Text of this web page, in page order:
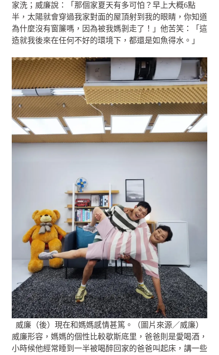
家洗；威廉說：「那個家夏天有多可怕？早上大概6點
半，太陽就會穿過我家對面的屋頂射到我的眼睛，你知道
為什麼沒有窗簾嗎，因為被我媽剝走了！」他苦笑：「這
造就我後來在任何不好的環境下，都還是如魚得水。」
威廉（後）現在和媽媽感情甚篤。（圖片來源／威廉）
威廉形容，媽媽的個性比較歇斯底里，爸爸則是愛喝酒，
小時候他經常睡到一半被喝醉回家的爸爸叫起床，講一些